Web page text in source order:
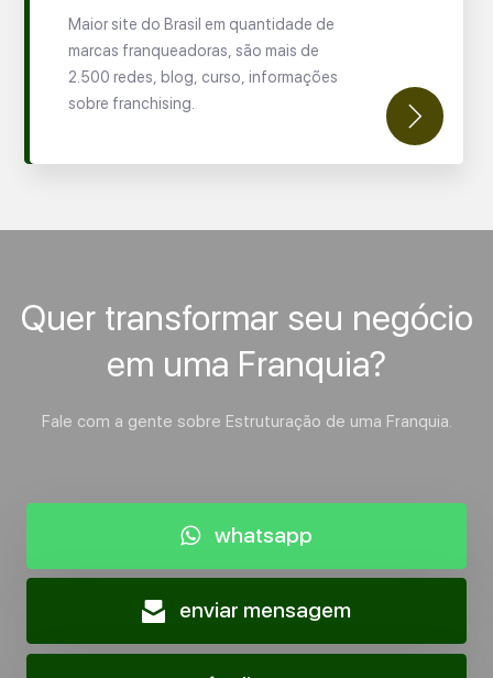
Maior site do Brasil em quantidade de
marcas franqueadoras, são mais de
2.500 redes, blog, curso, informações
sobre franchising.
Quer transformar seu negócio
em uma Franquia?
Fale com a gente sobre Estruturação de uma Franquia.
whatsapp
enviar mensagem